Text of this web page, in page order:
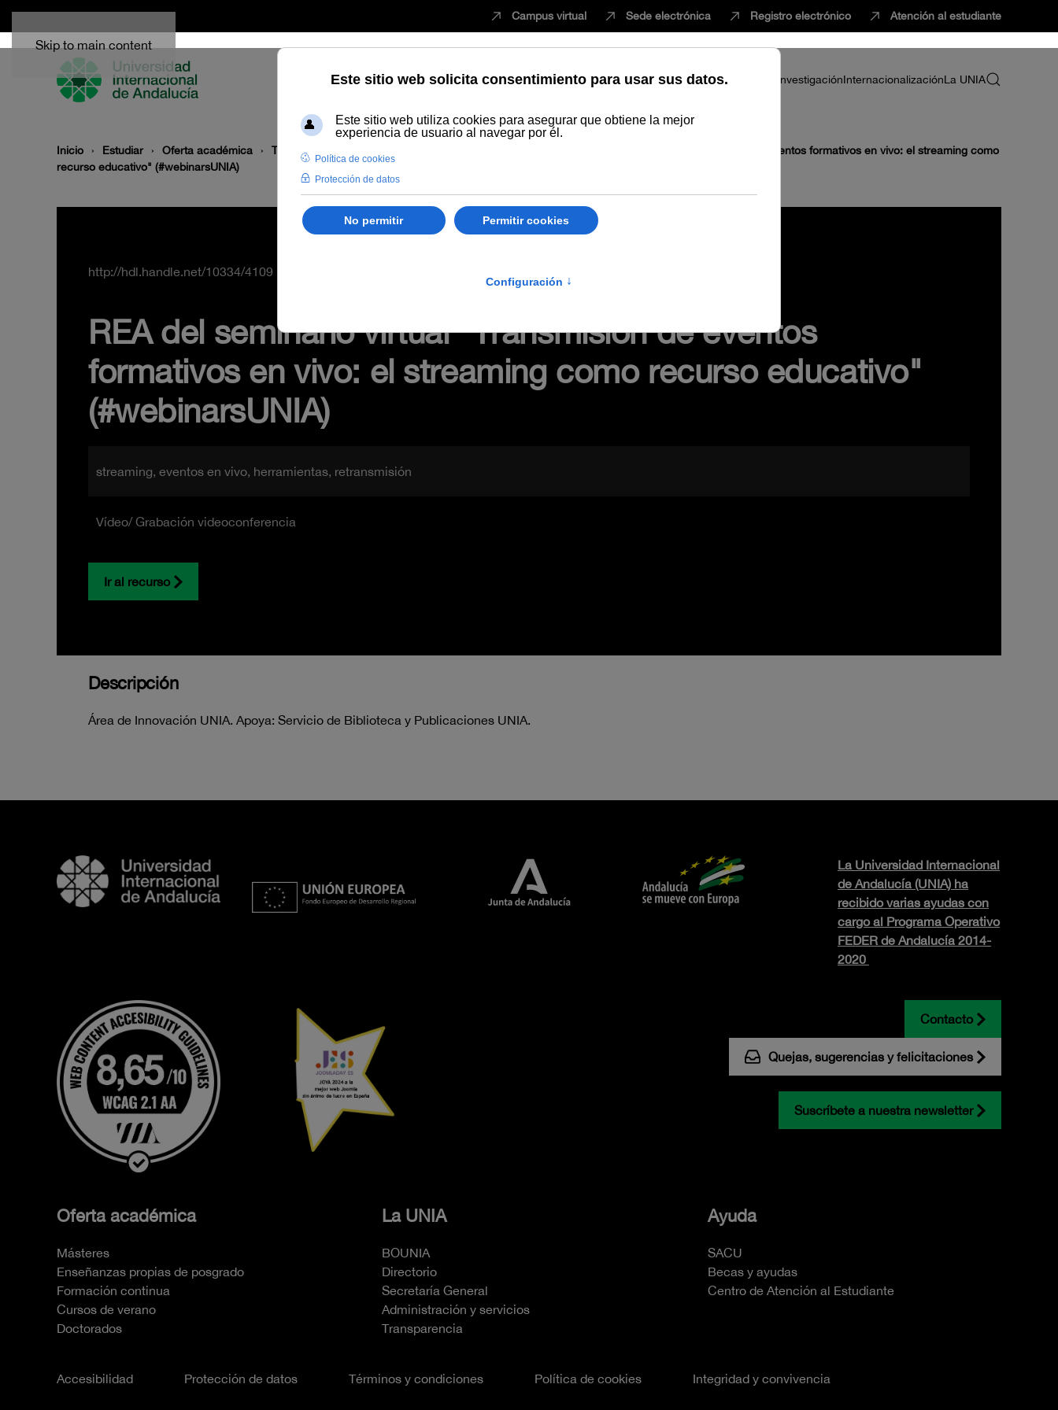
Skip to main content
Campus virtual Sede electrónica Registro electrónico Atención al estudiante
EstudiarInnovaciónVida universitariaProfesorado InvestigaciónInternacionalizaciónLa UNIA
Inicio Estudiar Oferta académica Tipo/Formato
REA del seminario virtual "Transmisión de eventos formativos en vivo: el streaming como
recurso educativo" (#webinarsUNIA)
http://hdl.handle.net/10334/4109
REA del seminario virtual "Transmisión de eventos
formativos en vivo: el streaming como recurso educativo"
(#webinarsUNIA)
streaming, eventos en vivo, herramientas, retransmisión
Vídeo/ Grabación videoconferencia
Ir al recurso
Descripción
Área de Innovación UNIA. Apoya: Servicio de Biblioteca y Publicaciones UNIA.
La Universidad Internacional
de Andalucía (UNIA) ha
recibido varias ayudas con
cargo al Programa Operativo
FEDER de Andalucía 2014-
2020
Contacto
Quejas, sugerencias y felicitaciones
Suscríbete a nuestra newsletter
Oferta académica
Másteres
Enseñanzas propias de posgrado
Formación continua
Cursos de verano
Doctorados
La UNIA
BOUNIA
Directorio
Secretaría General
Administración y servicios
Transparencia
Ayuda
SACU
Becas y ayudas
Centro de Atención al Estudiante
Accesibilidad Protección de datos Términos y condiciones Política de cookies Integridad y convivencia